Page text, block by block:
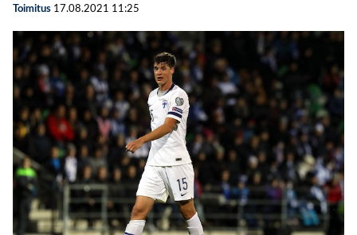
Toimitus 17.08.2021 11:25